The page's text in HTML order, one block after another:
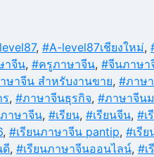
, #A-level87เชียงใหม่,
าจีน, #ครูภาษาจีน, #จีนภาษา
ษาจีน สำหรับงานขาย, #ภาษ
, #ภาษาจีนธุรกิจ, #ภาษาจีน
ภาษาจีน, #เรียน, #เรียนจีน, #เ
, #เรียนภาษาจีน pantip, #เรี
ดี, #เรียนภาษาจีนออนไลน์, #เ